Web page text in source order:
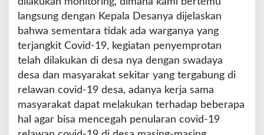
langsung dengan Kepala Desanya dijelaskan
bahwa sementara tidak ada warganya yang
terjangkit Covid-19, kegiatan penyemprotan
telah dilakukan di desa nya dengan swadaya
desa dan masyarakat sekitar yang tergabung di
relawan covid-19 desa, adanya kerja sama
masyarakat dapat melakukan terhadap beberapa
hal agar bisa mencegah penularan covid-19